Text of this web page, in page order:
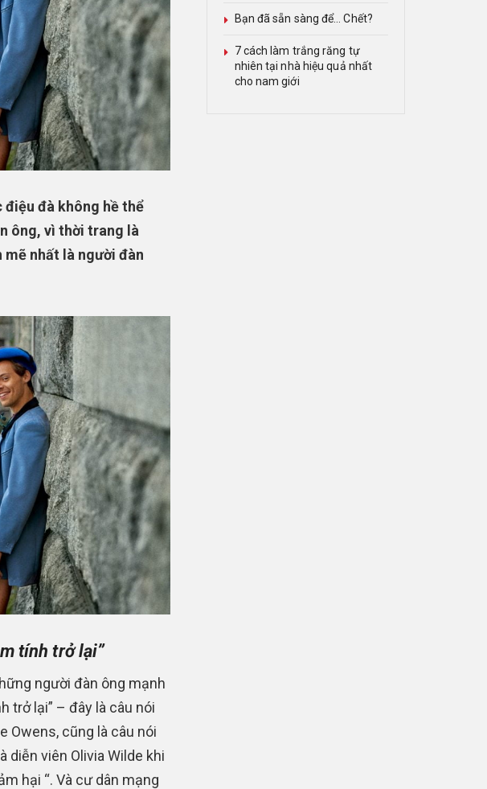
đà không hề thể
ông, vì thời trang là
nhất là người đàn
tính trở lại”
người đàn ông mạnh
trở lại” – đây là câu nói
Owens, cũng là câu nói
diễn viên Olivia Wilde khi
hại “. Và cư dân mạng
Bạn đã sẵn sàng để… Chết?
7 cách làm trắng răng tự
nhiên tại nhà hiệu quả nhất
cho nam giới